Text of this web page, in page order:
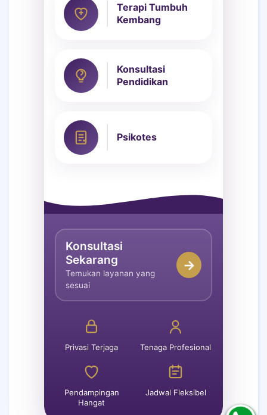
Terapi Tumbuh
Kembang
Konsultasi
Pendidikan
Psikotes
Konsultasi
Sekarang
Temukan layanan yang
sesuai
→
Privasi Terjaga Tenaga Profesional
Pendampingan
Hangat
Jadwal Fleksibel